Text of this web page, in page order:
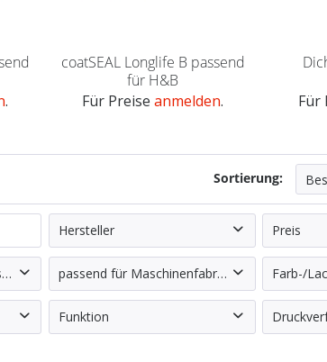
.
coatSEAL Longlife B passend
für H&B
Für Preiseanmelden.
Für
Sortierung:
Hersteller
Agergaard Graphic Supplies GmbH
Preis
von
passend für Kammerrakelsystem passend für Maschinenfabrikat
Andere Fabrikate
Bobst / Fischer & Krecke
Farb-/
UV
Funktion